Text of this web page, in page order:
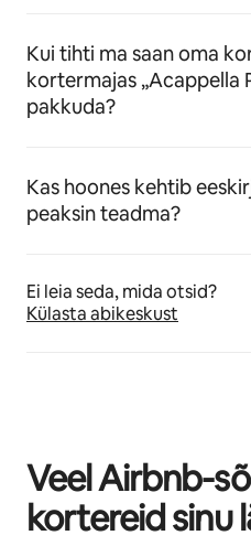
Kui tihti ma saan oma
kortermajas „Acappella
pakkuda?
Kas hoones kehtib
peaksin teadma?
Ei leia seda, mida otsid?
Külasta abikeskust
Veel Airbnb-
kortereid sinu